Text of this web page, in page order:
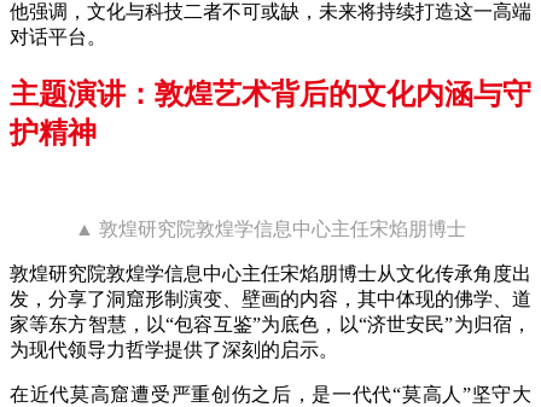
他强调，文化与科技二者不可或缺，未来将持续打造这一高端
对话平台。
主题演讲：敦煌艺术背后的文化内涵与守
护精神
▲ 敦煌研究院敦煌学信息中心主任宋焰朋博士
敦煌研究院敦煌学信息中心主任宋焰朋博士从文化传承角度出
发，分享了洞窟形制演变、壁画的内容，其中体现的佛学、道
家等东方智慧，以“包容互鉴”为底色，以“济世安民”为归宿，
为现代领导力哲学提供了深刻的启示。
在近代莫高窟遭受严重创伤之后，是一代代“莫高人”坚守大